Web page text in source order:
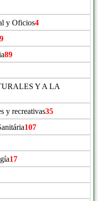
y Oficios4
89
Y A LA
y recreativas35
107
17